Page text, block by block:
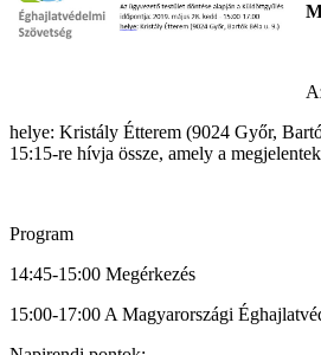
helye: Kristály Étterem (9024 Győr,
15:15‐re hívja össze, amely a
Program
14:45‐15:00 Megérkezés
15:00‐17:00 A Magyarországi